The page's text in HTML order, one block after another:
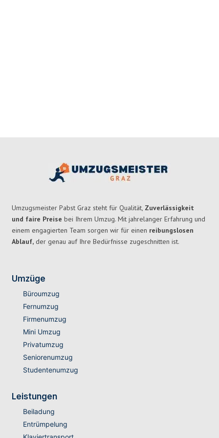
Umzugsmeister Pabst Graz steht für Qualität, Zuverlässigkeit
und faire Preise bei Ihrem Umzug. Mit jahrelanger Erfahrung und
einem engagierten Team sorgen wir für einen reibungslosen
Ablauf, der genau auf Ihre Bedürfnisse zugeschnitten ist.
Umzüge
Büroumzug
Fernumzug
Firmenumzug
Mini Umzug
Privatumzug
Seniorenumzug
Studentenumzug
Leistungen
Beiladung
Entrümpelung